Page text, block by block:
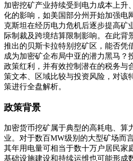
加密挖矿产业持续受到电力成本上升
化的影响，如美国部分州开始加强电
克斯坦在经历电力危机后逐步提高矿
际制裁及跨境结算限制影响。在此背
推出的贝斯卡拉特别挖矿区，能否凭
成为加密矿企布局中亚的潜力黑马？
政策红利，并有效控制潜在的税务与
策文本、区域比较与投资风险，对该
策进行全盘解析。
政策背景
加密货币挖矿属于典型的高耗电、算
业。对于数百MW级别的大型矿场而
其年用电量可相当于数十万户居民家
基础设施建设和持续运维也可能形成